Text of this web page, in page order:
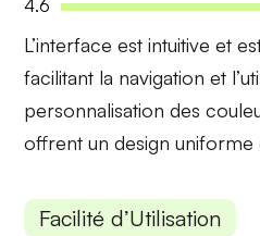
4.6
L’interface estintuitive et
facilitant la navigation et
personnalisation des
offrent un design
Facilité d’Utilisation